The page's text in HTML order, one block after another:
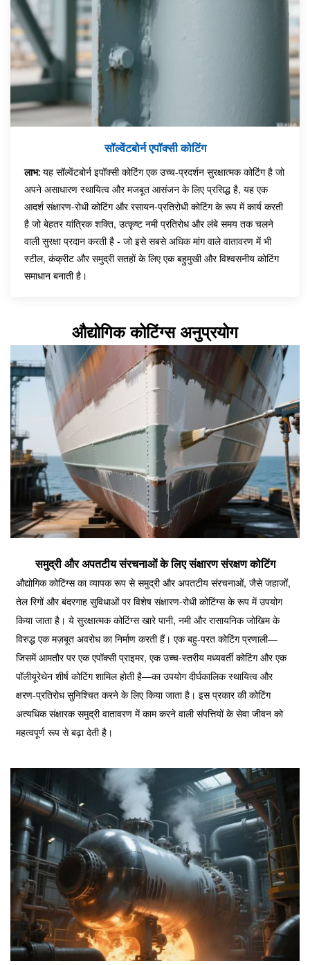
सॉल्वेंटबोर्न एपॉक्सी कोटिंग
लाभ: यह सॉल्वेंटबोर्न इपॉक्सी कोटिंग एक उच्च-प्रदर्शन सुरक्षात्मक कोटिंग है जो
अपने असाधारण स्थायित्व और मजबूत आसंजन के लिए प्रसिद्ध है, यह एक
आदर्श संक्षारण-रोधी कोटिंग और रसायन-प्रतिरोधी कोटिंग के रूप में कार्य करती
है जो बेहतर यांत्रिक शक्ति, उत्कृष्ट नमी प्रतिरोध और लंबे समय तक चलने
वाली सुरक्षा प्रदान करती है - जो इसे सबसे अधिक मांग वाले वातावरण में भी
स्टील, कंक्रीट और समुद्री सतहों के लिए एक बहुमुखी और विश्वसनीय कोटिंग
समाधान बनाती है।
औद्योगिक कोटिंग्स अनुप्रयोग
समुद्री और अपतटीय संरचनाओं के लिए संक्षारण संरक्षण कोटिंग
औद्योगिक कोटिंग्स का व्यापक रूप से समुद्री और अपतटीय संरचनाओं, जैसे जहाजों,
तेल रिगों और बंदरगाह सुविधाओं पर विशेष संक्षारण-रोधी कोटिंग्स के रूप में उपयोग
किया जाता है। ये सुरक्षात्मक कोटिंग्स खारे पानी, नमी और रासायनिक जोखिम के
विरुद्ध एक मज़बूत अवरोध का निर्माण करती हैं। एक बहु-परत कोटिंग प्रणाली—
जिसमें आमतौर पर एक एपॉक्सी प्राइमर, एक उच्च-स्तरीय मध्यवर्ती कोटिंग और एक
पॉलीयूरेथेन शीर्ष कोटिंग शामिल होती है—का उपयोग दीर्घकालिक स्थायित्व और
क्षरण-प्रतिरोध सुनिश्चित करने के लिए किया जाता है। इस प्रकार की कोटिंग
अत्यधिक संक्षारक समुद्री वातावरण में काम करने वाली संपत्तियों के सेवा जीवन को
महत्वपूर्ण रूप से बढ़ा देती है।